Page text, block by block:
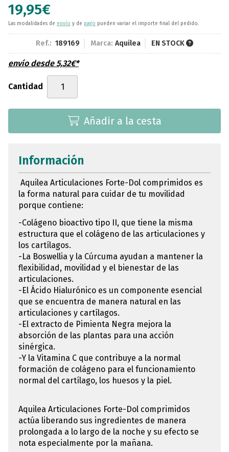
19,95€
Las modalidades de envío y de pago pueden variar el importe final del pedido.
Ref.: 189169 Marca: Aquilea EN STOCK
envío desde5,32€*
Cantidad
Añadir a la cesta
Información
Aquilea Articulaciones Forte-Dol comprimidos es
la forma natural para cuidar de tu movilidad
porque contiene:
-Colágeno bioactivo tipo II, que tiene la misma
estructura que el colágeno de las articulaciones y
los cartílagos.
-La Boswellia y la Cúrcuma ayudan a mantener la
flexibilidad, movilidad y el bienestar de las
articulaciones.
-El Ácido Hialurónico es un componente esencial
que se encuentra de manera natural en las
articulaciones y cartílagos.
-El extracto de Pimienta Negra mejora la
absorción de las plantas para una acción
sinérgica.
-Y la Vitamina C que contribuye a la normal
formación de colágeno para el funcionamiento
normal del cartílago, los huesos y la piel.
Aquilea Articulaciones Forte-Dol comprimidos
actúa liberando sus ingredientes de manera
prolongada a lo largo de la noche y su efecto se
nota especialmente por la mañana.